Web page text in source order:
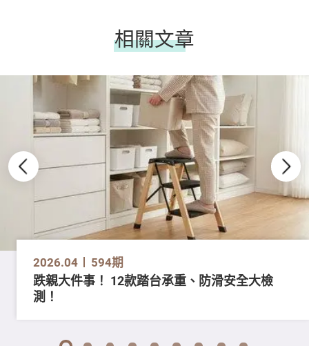
相關文章
2026.04 594期
跌親大件事！ 12款踏台承重、防滑安全大檢
測！